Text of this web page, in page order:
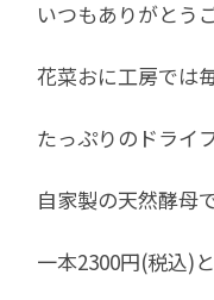
いつもありがとう
花菜おに工房では
たっぷりのドライ
自家製の天然酵母
一本2300円(税込)と